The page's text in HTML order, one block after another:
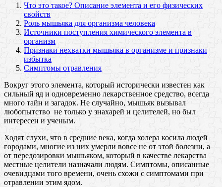
Что это такое? Описание элемента и его физических
свойств
Роль мышьяка для организма человека
Источники поступления химического элемента в
организм
Признаки нехватки мышьяка в организме и признаки
избытка
Симптомы отравления
Вокруг этого элемента, который исторически известен как
сильный яд и одновременно лекарственное средство, всегда
много тайн и загадок. Не случайно, мышьяк вызывал
любопытство не только у знахарей и целителей, но был
интересен и ученым.
Ходят слухи, что в средние века, когда холера косила людей
городами, многие из них умерли вовсе не от этой болезни, а
от передозировки мышьяком, который в качестве лекарства
местные целители назначали людям. Симптомы, описанные
очевидцами того времени, очень схожи с симптомами при
отравлении этим ядом.